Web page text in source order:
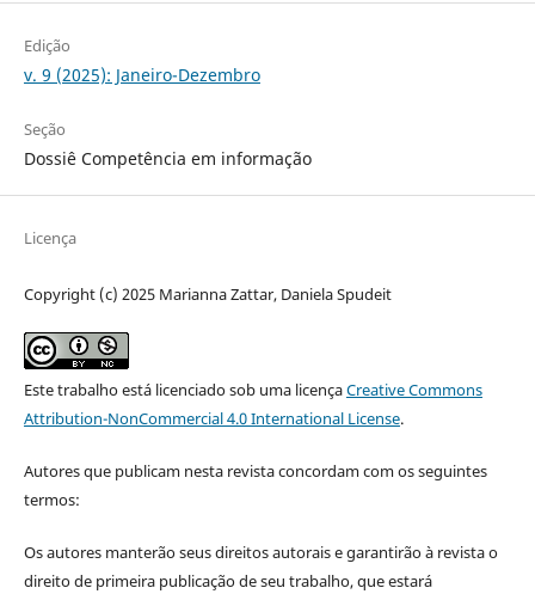
Edição
v. 9 (2025): Janeiro-Dezembro
Seção
Dossiê Competência em informação
Licença
Copyright (c) 2025 Marianna Zattar, Daniela Spudeit
Este trabalho está licenciado sob uma licençaCreative Commons
Attribution-NonCommercial 4.0 International License.
Autores que publicam nesta revista concordam com os seguintes
termos:
Os autores manterão seus direitos autorais e garantirão à revista o
direito de primeira publicação de seu trabalho, que estará